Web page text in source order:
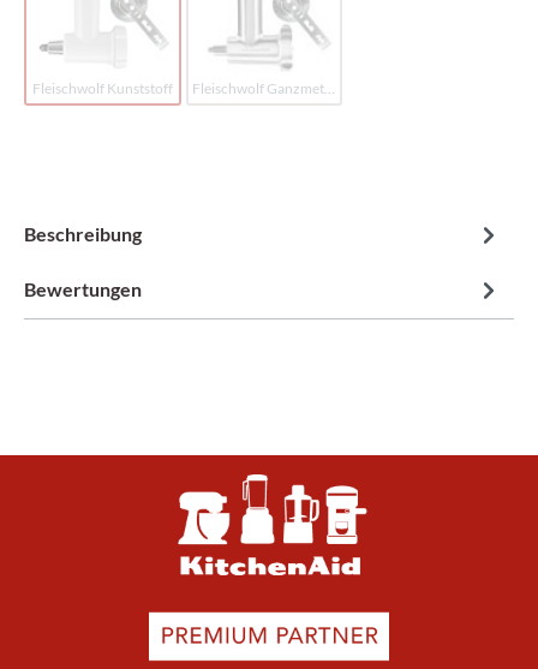
Fleischwolf Kunststoff Fleischwolf Ganzmetall
Beschreibung
Bewertungen